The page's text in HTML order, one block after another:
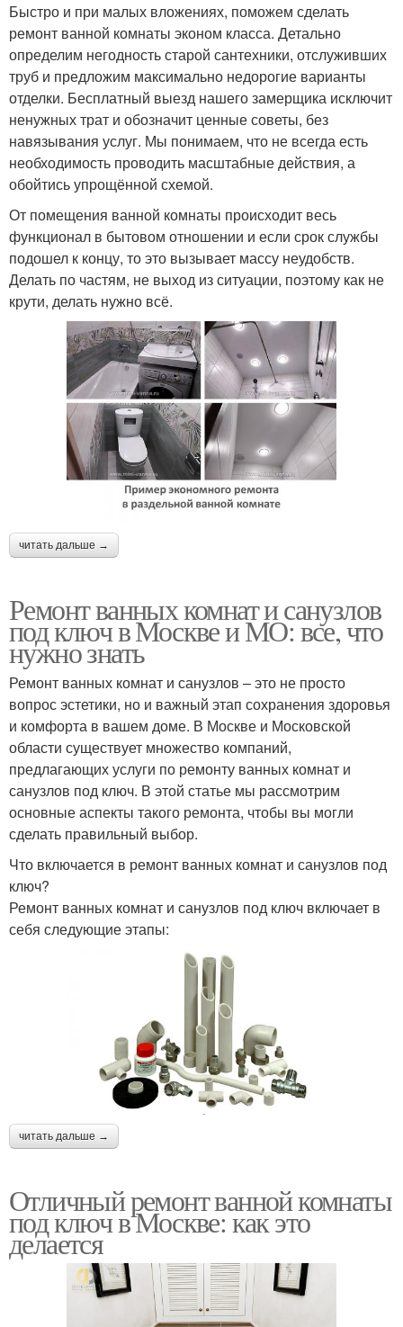
Быстро и при малых вложениях, поможем сделать
ремонт ванной комнаты эконом класса. Детально
определим негодность старой сантехники, отслуживших
труб и предложим максимально недорогие варианты
отделки. Бесплатный выезд нашего замерщика исключит
ненужных трат и обозначит ценные советы, без
навязывания услуг. Мы понимаем, что не всегда есть
необходимость проводить масштабные действия, а
обойтись упрощённой схемой.
От помещения ванной комнаты происходит весь
функционал в бытовом отношении и если срок службы
подошел к концу, то это вызывает массу неудобств.
Делать по частям, не выход из ситуации, поэтому как не
крути, делать нужно всё.
читать дальше →
Ремонт ванных комнат и санузлов
под ключ в Москве и МО: все, что
нужно знать
Ремонт ванных комнат и санузлов – это не просто
вопрос эстетики, но и важный этап сохранения здоровья
и комфорта в вашем доме. В Москве и Московской
области существует множество компаний,
предлагающих услуги по ремонту ванных комнат и
санузлов под ключ. В этой статье мы рассмотрим
основные аспекты такого ремонта, чтобы вы могли
сделать правильный выбор.
Что включается в ремонт ванных комнат и санузлов под
ключ?
Ремонт ванных комнат и санузлов под ключ включает в
себя следующие этапы:
читать дальше →
Отличный ремонт ванной комнаты
под ключ в Москве: как это
делается